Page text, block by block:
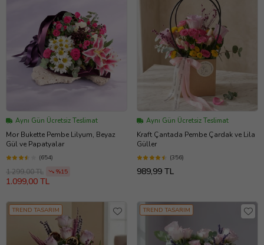
Aynı Gün Ücretsiz Teslimat
Mor Bukette Pembe Lilyum, Beyaz
Gül ve Papatyalar
(654)
1.299,00 TL %15
1.099,00 TL
Aynı Gün Ücretsiz Teslimat
Kraft Çantada Pembe Çardak ve Lila
Güller
(356)
989,99 TL
TREND TASARIM TREND TASARIM